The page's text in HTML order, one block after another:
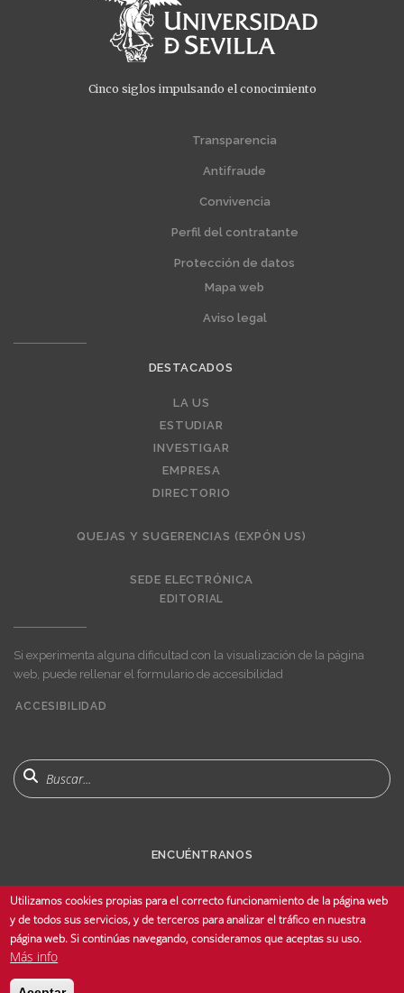
Cinco siglos impulsando el conocimiento
Transparencia
Antifraude
Convivencia
Perfil del contratante
Protección de datos
Mapa web
Aviso legal
DESTACADOS
LA US
ESTUDIAR
INVESTIGAR
EMPRESA
DIRECTORIO
QUEJAS Y SUGERENCIAS (EXPÓN US)
SEDE ELECTRÓNICA
EDITORIAL
Si experimenta alguna dificultad con la visualización de la página
web, puede rellenar el formulario de accesibilidad
menu
ACCESIBILIDAD
Buscar
ENCUÉNTRANOS
© Copyright 2025 Universidad de Sevilla - Todos los derechos reservados -
Utilizamos cookies propias para el correcto funcionamiento de la página web
y de todos sus servicios, y de terceros para analizar el tráfico en nuestra
página web. Si continúas navegando, consideramos que aceptas su uso.
Más info